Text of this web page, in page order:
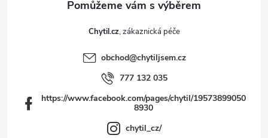
Chytil.cz
obchod@chytiljsem.cz
777 132 035
https://www.facebook.com/pages/chytil/19573899050
8930
chytil_cz/